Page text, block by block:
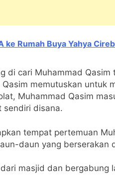
ke Rumah Buya Yahya
di cari Muhammad
memutuskan untuk
Muhammad Qasim
sendiri disana.
tempat pertemuan
daun yang berserakan
masjid dan bergabung